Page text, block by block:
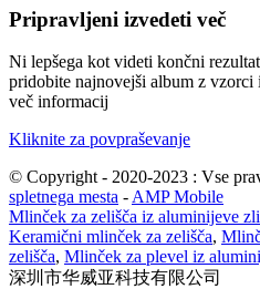
Pripravljeni izvedeti več
Ni lepšega kot videti končni
pridobite najnovejši album z vzorci
več informacij
Kliknite za povpraševanje
© Copyright - 2020-2023 : Vse
spletnega mesta - AMP Mobile
Mlinček za zelišča iz aluminijeve
Keramični mlinček za zelišča,
zelišča, Mlinček za plevel iz
深圳市华威亚科技有限公司